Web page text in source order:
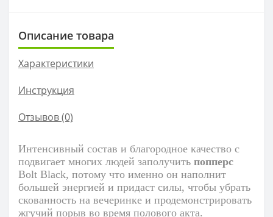
Описание товара
Характеристики
Инструкция
Отзывов (0)
Интенсивный состав и благородное качество с
подвигает многих людей заполучить попперс
Bolt Black, потому что именно он наполнит
большей энергией и придаст силы, чтобы убрать
скованность на вечеринке и продемонстрировать
жгучий порыв во время полового акта.